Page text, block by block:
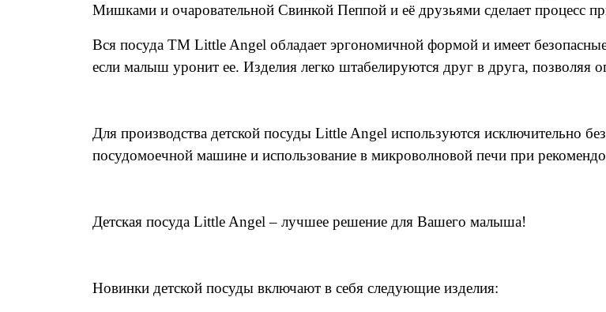
Мишками и очаровательной Свинкой Пеппой и её друзьями сделает процесс
Вся посуда ТМ Little Angel обладает эргономичной формой и имеет безопасные
если малыш уронит ее. Изделия легко штабелируются друг в друга, позволяя
Для производства детской посуды Little Angel используются исключительно
посудомоечной машине и использование в микроволновой печи при
Детская посуда Little Angel – лучшее решение для Вашего малыша!
Новинки детской посуды включают в себя следующие изделия: